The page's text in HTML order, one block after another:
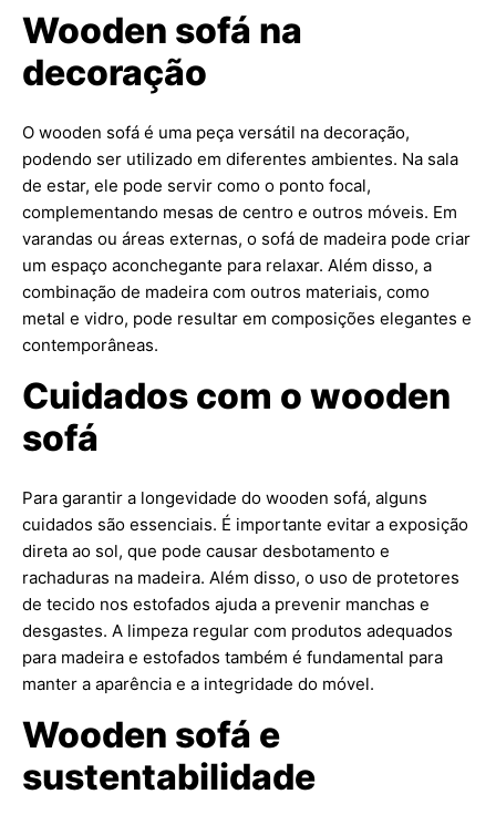
Wooden sofá na
decoração
O wooden sofá é uma peça versátil na decoração,
podendo ser utilizado em diferentes ambientes. Na sala
de estar, ele pode servir como o ponto focal,
complementando mesas de centro e outros móveis. Em
varandas ou áreas externas, o sofá de madeira pode criar
um espaço aconchegante para relaxar. Além disso, a
combinação de madeira com outros materiais, como
metal e vidro, pode resultar em composições elegantes e
contemporâneas.
Cuidados com o wooden
sofá
Para garantir a longevidade do wooden sofá, alguns
cuidados são essenciais. É importante evitar a exposição
direta ao sol, que pode causar desbotamento e
rachaduras na madeira. Além disso, o uso de protetores
de tecido nos estofados ajuda a prevenir manchas e
desgastes. A limpeza regular com produtos adequados
para madeira e estofados também é fundamental para
manter a aparência e a integridade do móvel.
Wooden sofá e
sustentabilidade